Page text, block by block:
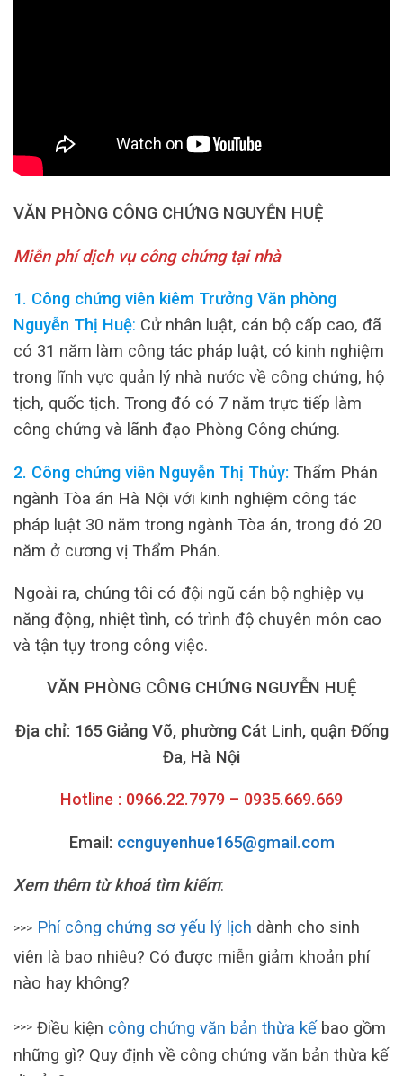
VĂN PHÒNG CÔNG CHỨNG NGUYỄN HUỆ
Miễn phí dịch vụ công chứng tại nhà
1. Công chứng viên kiêm Trưởng Văn phòng
Nguyễn Thị Huệ: Cử nhân luật, cán bộ cấp cao, đã
có 31 năm làm công tác pháp luật, có kinh nghiệm
trong lĩnh vực quản lý nhà nước về công chứng, hộ
tịch, quốc tịch. Trong đó có 7 năm trực tiếp làm
công chứng và lãnh đạo Phòng Công chứng.
2. Công chứng viên Nguyễn Thị Thủy: Thẩm Phán
ngành Tòa án Hà Nội với kinh nghiệm công tác
pháp luật 30 năm trong ngành Tòa án, trong đó 20
năm ở cương vị Thẩm Phán.
Ngoài ra, chúng tôi có đội ngũ cán bộ nghiệp vụ
năng động, nhiệt tình, có trình độ chuyên môn cao
và tận tụy trong công việc.
VĂN PHÒNG CÔNG CHỨNG NGUYỄN HUỆ
Địa chỉ: 165 Giảng Võ, phường Cát Linh, quận Đống
Đa, Hà Nội
Hotline : 0966.22.7979 – 0935.669.669
Email: ccnguyenhue165@gmail.com
Xem thêm từ khoá tìm kiếm:
>>> Phí công chứng sơ yếu lý lịch dành cho sinh
viên là bao nhiêu? Có được miễn giảm khoản phí
nào hay không?
>>> Điều kiện công chứng văn bản thừa kế bao gồm
những gì? Quy định về công chứng văn bản thừa kế